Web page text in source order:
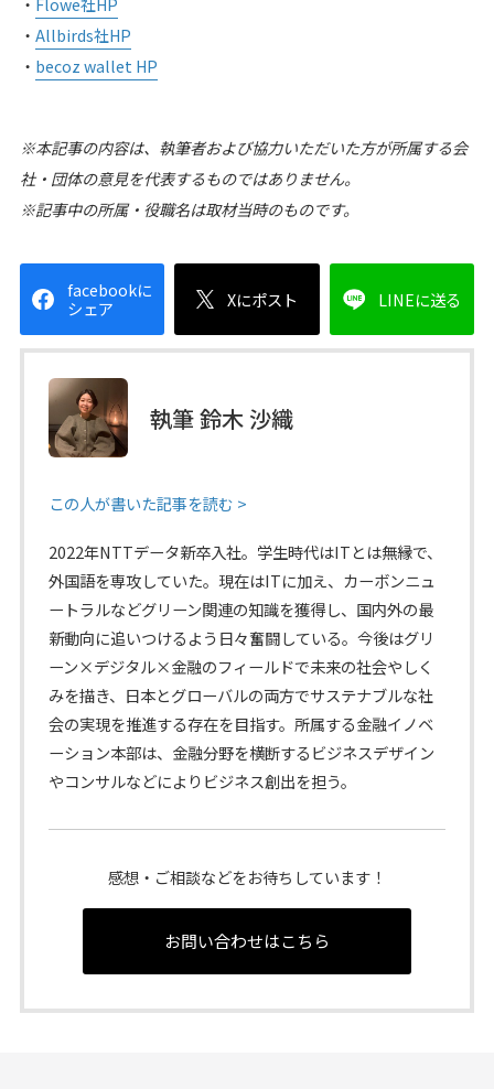
・ Allbirds社HP
・ becoz wallet HP
※本記事の内容は、執筆者および協力いただいた方が所属する会
社・団体の意見を代表するものではありません。
※記事中の所属・役職名は取材当時のものです。
facebookに
シェア
Xにポスト LINEに送る
執筆 鈴木 沙織
この人が書いた記事を読む >
2022年NTTデータ新卒入社。学生時代はITとは無縁で、
外国語を専攻していた。現在はITに加え、カーボンニュ
ートラルなどグリーン関連の知識を獲得し、国内外の最
新動向に追いつけるよう日々奮闘している。今後はグリ
ーン×デジタル×金融のフィールドで未来の社会やしく
みを描き、日本とグローバルの両方でサステナブルな社
会の実現を推進する存在を目指す。所属する金融イノベ
ーション本部は、金融分野を横断するビジネスデザイン
やコンサルなどによりビジネス創出を担う。
感想・ご相談などをお待ちしています！
お問い合わせはこちら